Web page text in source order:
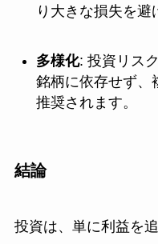
り大きな損失を避
多様化: 投資リス
銘柄に依存せず、
推奨されます。
結論
投資は、単に利益を